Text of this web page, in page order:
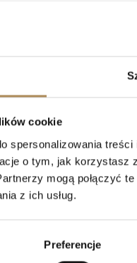
cookie
spersonalizowania
o tym, jak korzystasz
mogą połączyć
z ich usług.
Preferencje
Arts —